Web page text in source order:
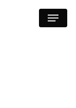
Menu